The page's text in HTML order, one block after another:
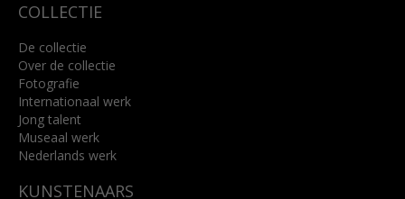
COLLECTIE
De collectie
Over de collectie
Fotografie
Internationaal werk
Jong talent
Museaal werk
Nederlands werk
KUNSTENAARS